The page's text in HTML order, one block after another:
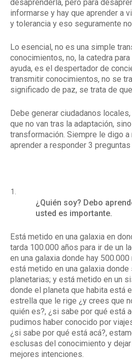
desaprenderla, pero para
informarse y hay que aprender a
y tolerancia y eso seguramente
Lo esencial, no es una simple
conocimientos, no, la catedra
ayuda, es el despertador de
transmitir conocimientos, no se
significado de paz, se trata de
Debe generar ciudadanos
que no van tras la adaptación,
transformación. Siempre le digo
aprender a responder 3
¿Quién soy? Debo
usted es importante.
Está metido en una galaxia en
tarda 100.000 años para ir de un
en una galaxia donde hay
está metido en una galaxia
planetarias; y está metido en un
donde el planeta que habita está
estrella que le rige ¿y crees que
quién es?, ¿si sabe por qué está
pudimos haber conocido por
¿si sabe por qué está acá?,
esclusas del conocimiento y
mejores intenciones.